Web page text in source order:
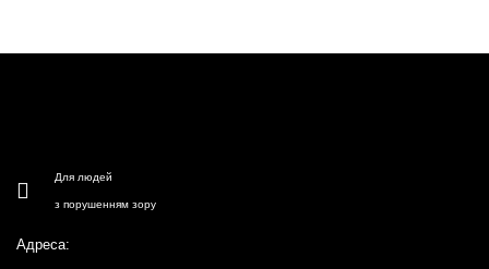
Для людей
з порушенням зору
Адреса: